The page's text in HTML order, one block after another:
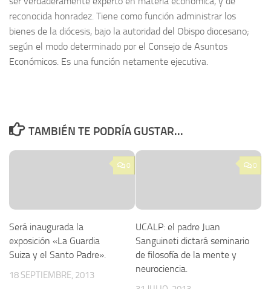
reconocida honradez. Tiene como función administrar los
bienes de la diócesis, bajo la autoridad del Obispo diocesano;
según el modo determinado por el Consejo de Asuntos
Económicos. Es una función netamente ejecutiva.
TAMBIÉN TE PODRÍA GUSTAR...
0
Será inaugurada la
exposición «La Guardia
Suiza y el Santo Padre».
18 SEPTIEMBRE, 2013
0
UCALP: el padre Juan
Sanguineti dictará seminario
de filosofía de la mente y
neurociencia.